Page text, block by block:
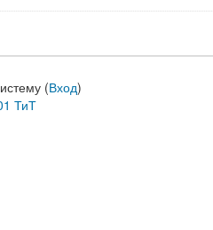
(Вход)
ТиТ